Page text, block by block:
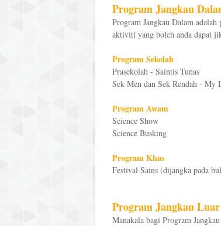
Program Jangkau
Program Jangkau Dalam
aktiviti yang boleh anda dapat
Program Sekolah
Prasekolah - Saintis Tunas
Sek Men dan Sek Rendah -
Program Awam
Science Show
Science Busking
Program Khas
Festival Sains (dijangka pada
Program Jangkau Luar
Manakala bagi Program